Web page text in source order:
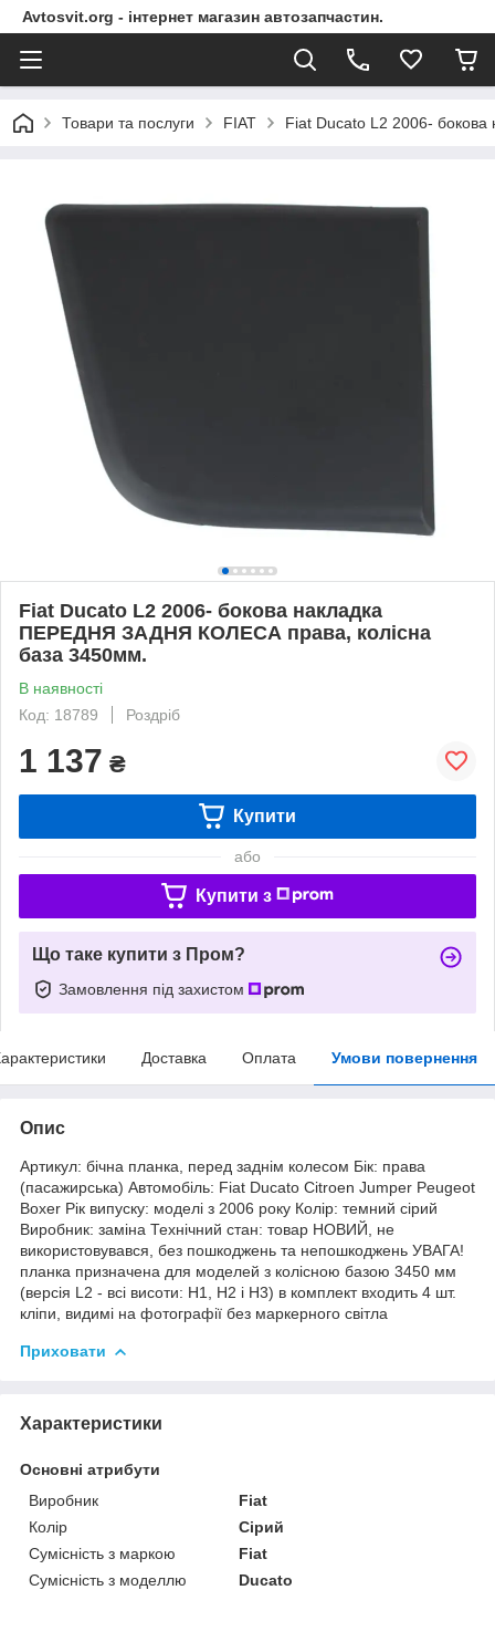
Avtosvit.org - інтернет магазин автозапчастин.
Товари та послуги FIAT Fiat Ducato L2 2006-
Fiat Ducato L2 2006- бокова накладка
ПЕРЕДНЯ ЗАДНЯ КОЛЕСА права, колісна
база 3450мм.
В наявності
Код: 18789
Роздріб
1 137 ₴
Купити
або
Купити з
Що таке купити з Пром?
Замовлення під захистом
Доставка Оплата Умови повернення
Опис
Артикул: бічна планка, перед заднім колесом Бік: права
(пасажирська) Автомобіль: Fiat Ducato Citroen Jumper Peugeot
Boxer Рік випуску: моделі з 2006 року Колір: темний сірий
Виробник: заміна Технічний стан: товар НОВИЙ, не
використовувався, без пошкоджень та непошкоджень УВАГА!
планка призначена для моделей з колісною базою 3450 мм
(версія L2 - всі висоти: H1, H2 і H3) в комплект входить 4 шт.
кліпи, видимі на фотографії без маркерного світла
Приховати
Характеристики
Основні атрибути
Виробник
Fiat
Колір
Сірий
Сумісність з маркою
Fiat
Сумісність з моделлю
Ducato